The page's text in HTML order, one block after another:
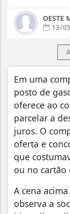
OESTE
13/
Em uma
posto de
oferece ao
parcelar a
juros. O
oferta e
que
ou no cartão
A cena
observa a